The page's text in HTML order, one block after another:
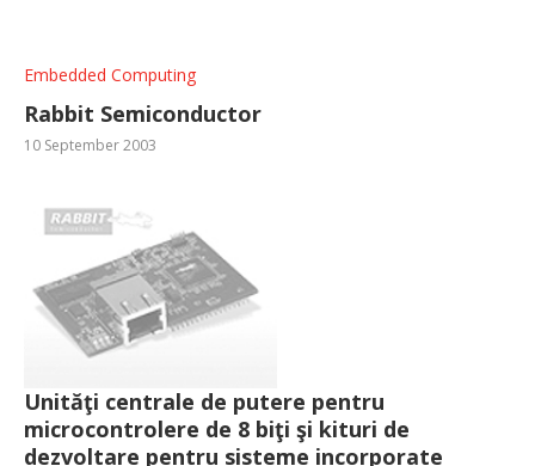
Embedded Computing
Rabbit Semiconductor
10 September 2003
Unităţi centrale de putere pentru
microcontrolere de 8 biţi şi kituri de
dezvoltare pentru sisteme incorporate